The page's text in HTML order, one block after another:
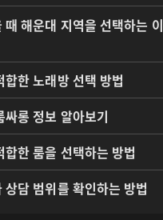
해운대 지역을 선택하는 이
한 노래방 선택 방법
롱 정보 알아보기
한 룸을 선택하는 방법
담 범위를 확인하는 방법